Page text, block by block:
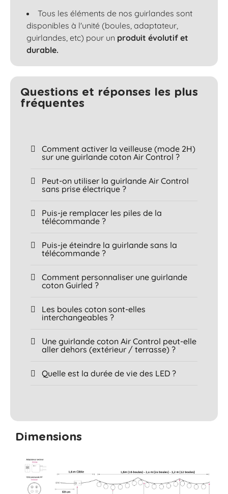
Tous les éléments de nos guirlandes sont
disponibles à l'unité (boules, adaptateur,
guirlandes, etc) pour un produit évolutif et
durable.
Questions et réponses les plus
fréquentes​
Comment activer la veilleuse (mode 2H)
sur une guirlande coton Air Control ?
Peut-on utiliser la guirlande Air Control
sans prise électrique ?
Puis-je remplacer les piles de la
télécommande ?
Puis-je éteindre la guirlande sans la
télécommande ?
Comment personnaliser une guirlande
coton Guirled ?
Les boules coton sont-elles
interchangeables ?
Une guirlande coton Air Control peut-elle
aller dehors (extérieur / terrasse) ?
Quelle est la durée de vie des LED ?
Dimensions